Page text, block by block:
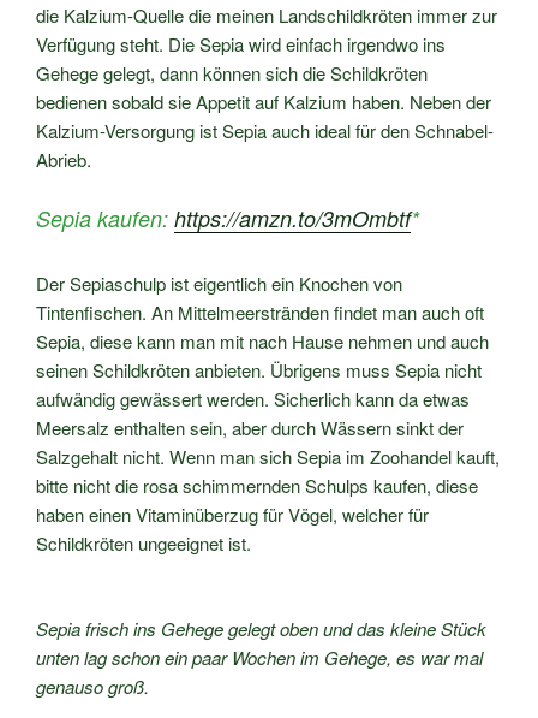
die Kalzium-Quelle die meinen Landschildkröten immer zur
Verfügung steht. Die Sepia wird einfach irgendwo ins
Gehege gelegt, dann können sich die Schildkröten
bedienen sobald sie Appetit auf Kalzium haben. Neben der
Kalzium-Versorgung ist Sepia auch ideal für den Schnabel-
Abrieb.
Sepia kaufen: https://amzn.to/3mOmbtf*
Der Sepiaschulp ist eigentlich ein Knochen von
Tintenfischen. An Mittelmeerstränden findet man auch oft
Sepia, diese kann man mit nach Hause nehmen und auch
seinen Schildkröten anbieten. Übrigens muss Sepia nicht
aufwändig gewässert werden. Sicherlich kann da etwas
Meersalz enthalten sein, aber durch Wässern sinkt der
Salzgehalt nicht. Wenn man sich Sepia im Zoohandel kauft,
bitte nicht die rosa schimmernden Schulps kaufen, diese
haben einen Vitaminüberzug für Vögel, welcher für
Schildkröten ungeeignet ist.
Sepia frisch ins Gehege gelegt oben und das kleine Stück
unten lag schon ein paar Wochen im Gehege, es war mal
genauso groß.